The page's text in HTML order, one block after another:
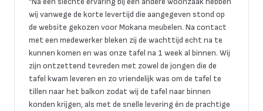
wij vanwege de korte levertijd die aangegeven stond op
de website gekozen voor Mokana meubelen. Na contact
met een medewerker bleken zij de wachttijd echt na te
kunnen komen en was onze tafel na 1 week al binnen. Wij
zijn ontzettend tevreden met zowel de jongen die de
tafel kwam leveren en zo vriendelijk was om de tafel te
tillen naar het balkon zodat wij de tafel naar binnen
konden krijgen, als met de snelle levering én de prachtige